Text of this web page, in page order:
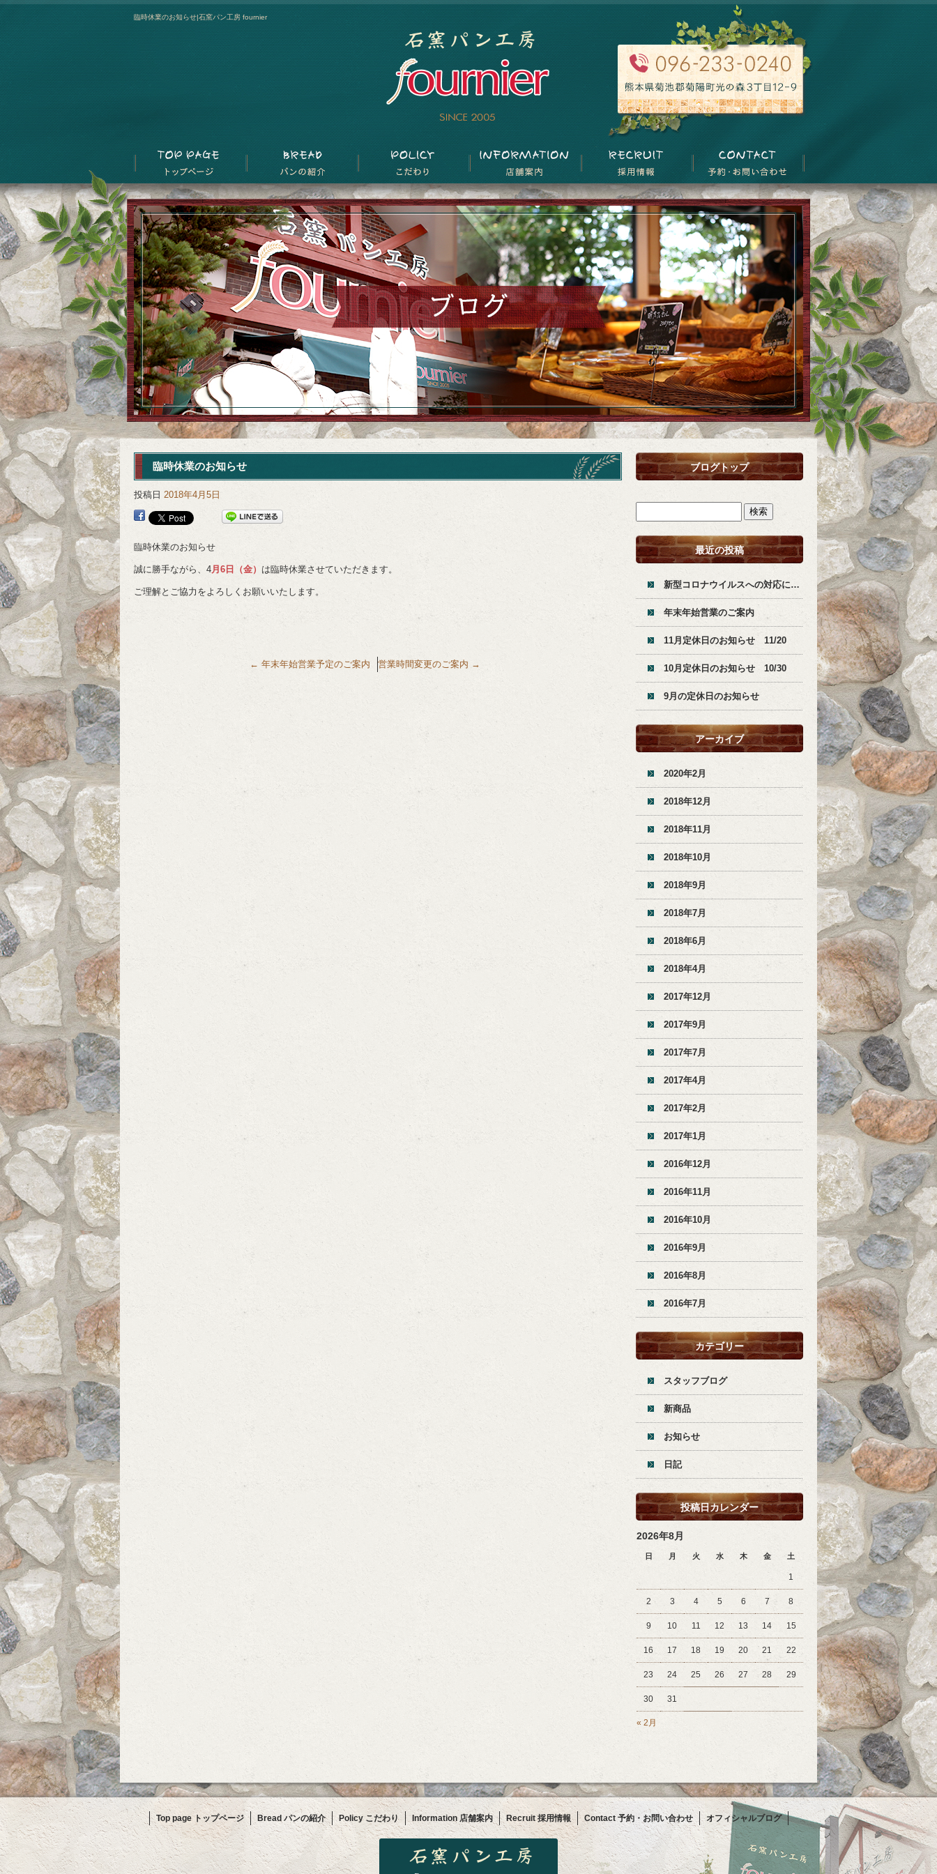
臨時休業のお知らせ|石窯パン工房 fournier
臨時休業のお知らせ
投稿日 2018年4月5日
臨時休業のお知らせ
誠に勝手ながら、4月6日（金） は臨時休業させていただきます。
ご理解とご協力をよろしくお願いいたします。
← 年末年始営業予定のご案内 営業時間変更のご案内 →
ブログトップ
最近の投稿
新型コロナウイルスへの対応について
年末年始営業のご案内
11月定休日のお知らせ 11/20
10月定休日のお知らせ 10/30
9月の定休日のお知らせ
アーカイブ
2020年2月
2018年12月
2018年11月
2018年10月
2018年9月
2018年7月
2018年6月
2018年4月
2017年12月
2017年9月
2017年7月
2017年4月
2017年2月
2017年1月
2016年12月
2016年11月
2016年10月
2016年9月
2016年8月
2016年7月
カテゴリー
スタッフブログ
新商品
お知らせ
日記
投稿日カレンダー
2026年8月
日 月 火 水 木 金 土
« 2月
1
2 3 4 5 6 7 8
9 10 11 12 13 14 15
16 17 18 19 20 21 22
23 24 25 26 27 28 29
30 31
Top page トップページ Bread パンの紹介 Policy こだわり Information 店舗案内 Recruit 採用情報 Contact 予約・お問い合わせ オフィシャルブログ